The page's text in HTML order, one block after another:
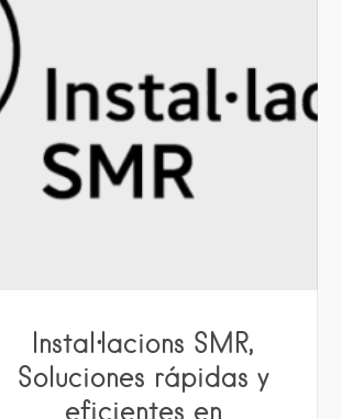
Instal·lacions SMR,
Soluciones rápidas y
eficientes en